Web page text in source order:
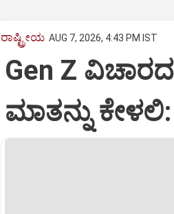
ರಾಷ್ಟ್ರೀಯ AUG 7, 2026, 4:43 PM IST
Gen Z
ಮಾತನ್ನು